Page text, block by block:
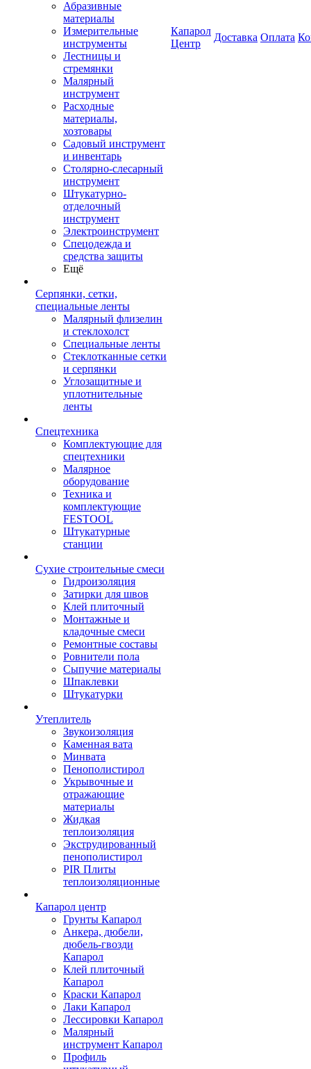
Абразивные
материалы
Измерительные
инструменты
Лестницы и
стремянки
Малярный
инструмент
Расходные
материалы,
хозтовары
Садовый инструмент
и инвентарь
Столярно-слесарный
инструмент
Штукатурно-
отделочный
инструмент
Электроинструмент
Спецодежда и
средства защиты
Ещё
Серпянки, сетки,
специальные ленты
Малярный флизелин
и стеклохолст
Специальные ленты
Стеклотканные сетки
и серпянки
Углозащитные и
уплотнительные
ленты
Спецтехника
Комплектующие для
спецтехники
Малярное
оборудование
Техника и
комплектующие
FESTOOL
Штукатурные
станции
Сухие строительные смеси
Гидроизоляция
Затирки для швов
Клей плиточный
Монтажные и
кладочные смеси
Ремонтные составы
Ровнители пола
Сыпучие материалы
Шпаклевки
Штукатурки
Утеплитель
Звукоизоляция
Каменная вата
Минвата
Пенополистирол
Укрывочные и
отражающие
материалы
Жидкая
теплоизоляция
Экструдированный
пенополистирол
PIR Плиты
теплоизоляционные
Капарол центр
Грунты Капарол
Анкера, дюбели,
дюбель-гвозди
Капарол
Клей плиточный
Капарол
Краски Капарол
Лаки Капарол
Лессировки Капарол
Малярный
инструмент Капарол
Профиль
Капарол
Центр
Доставка Оплата